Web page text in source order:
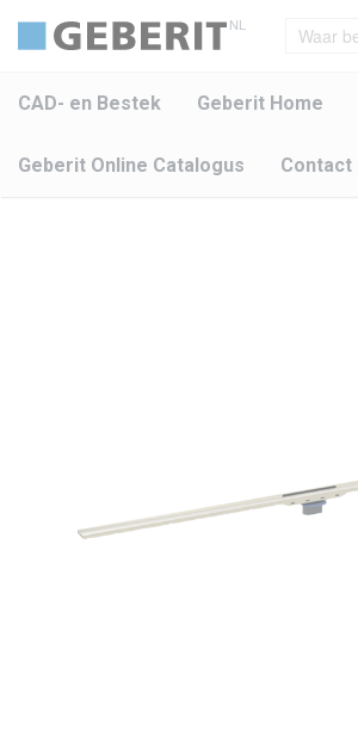
NL
CAD- en Bestek Geberit Home
Geberit Online Catalogus Contact